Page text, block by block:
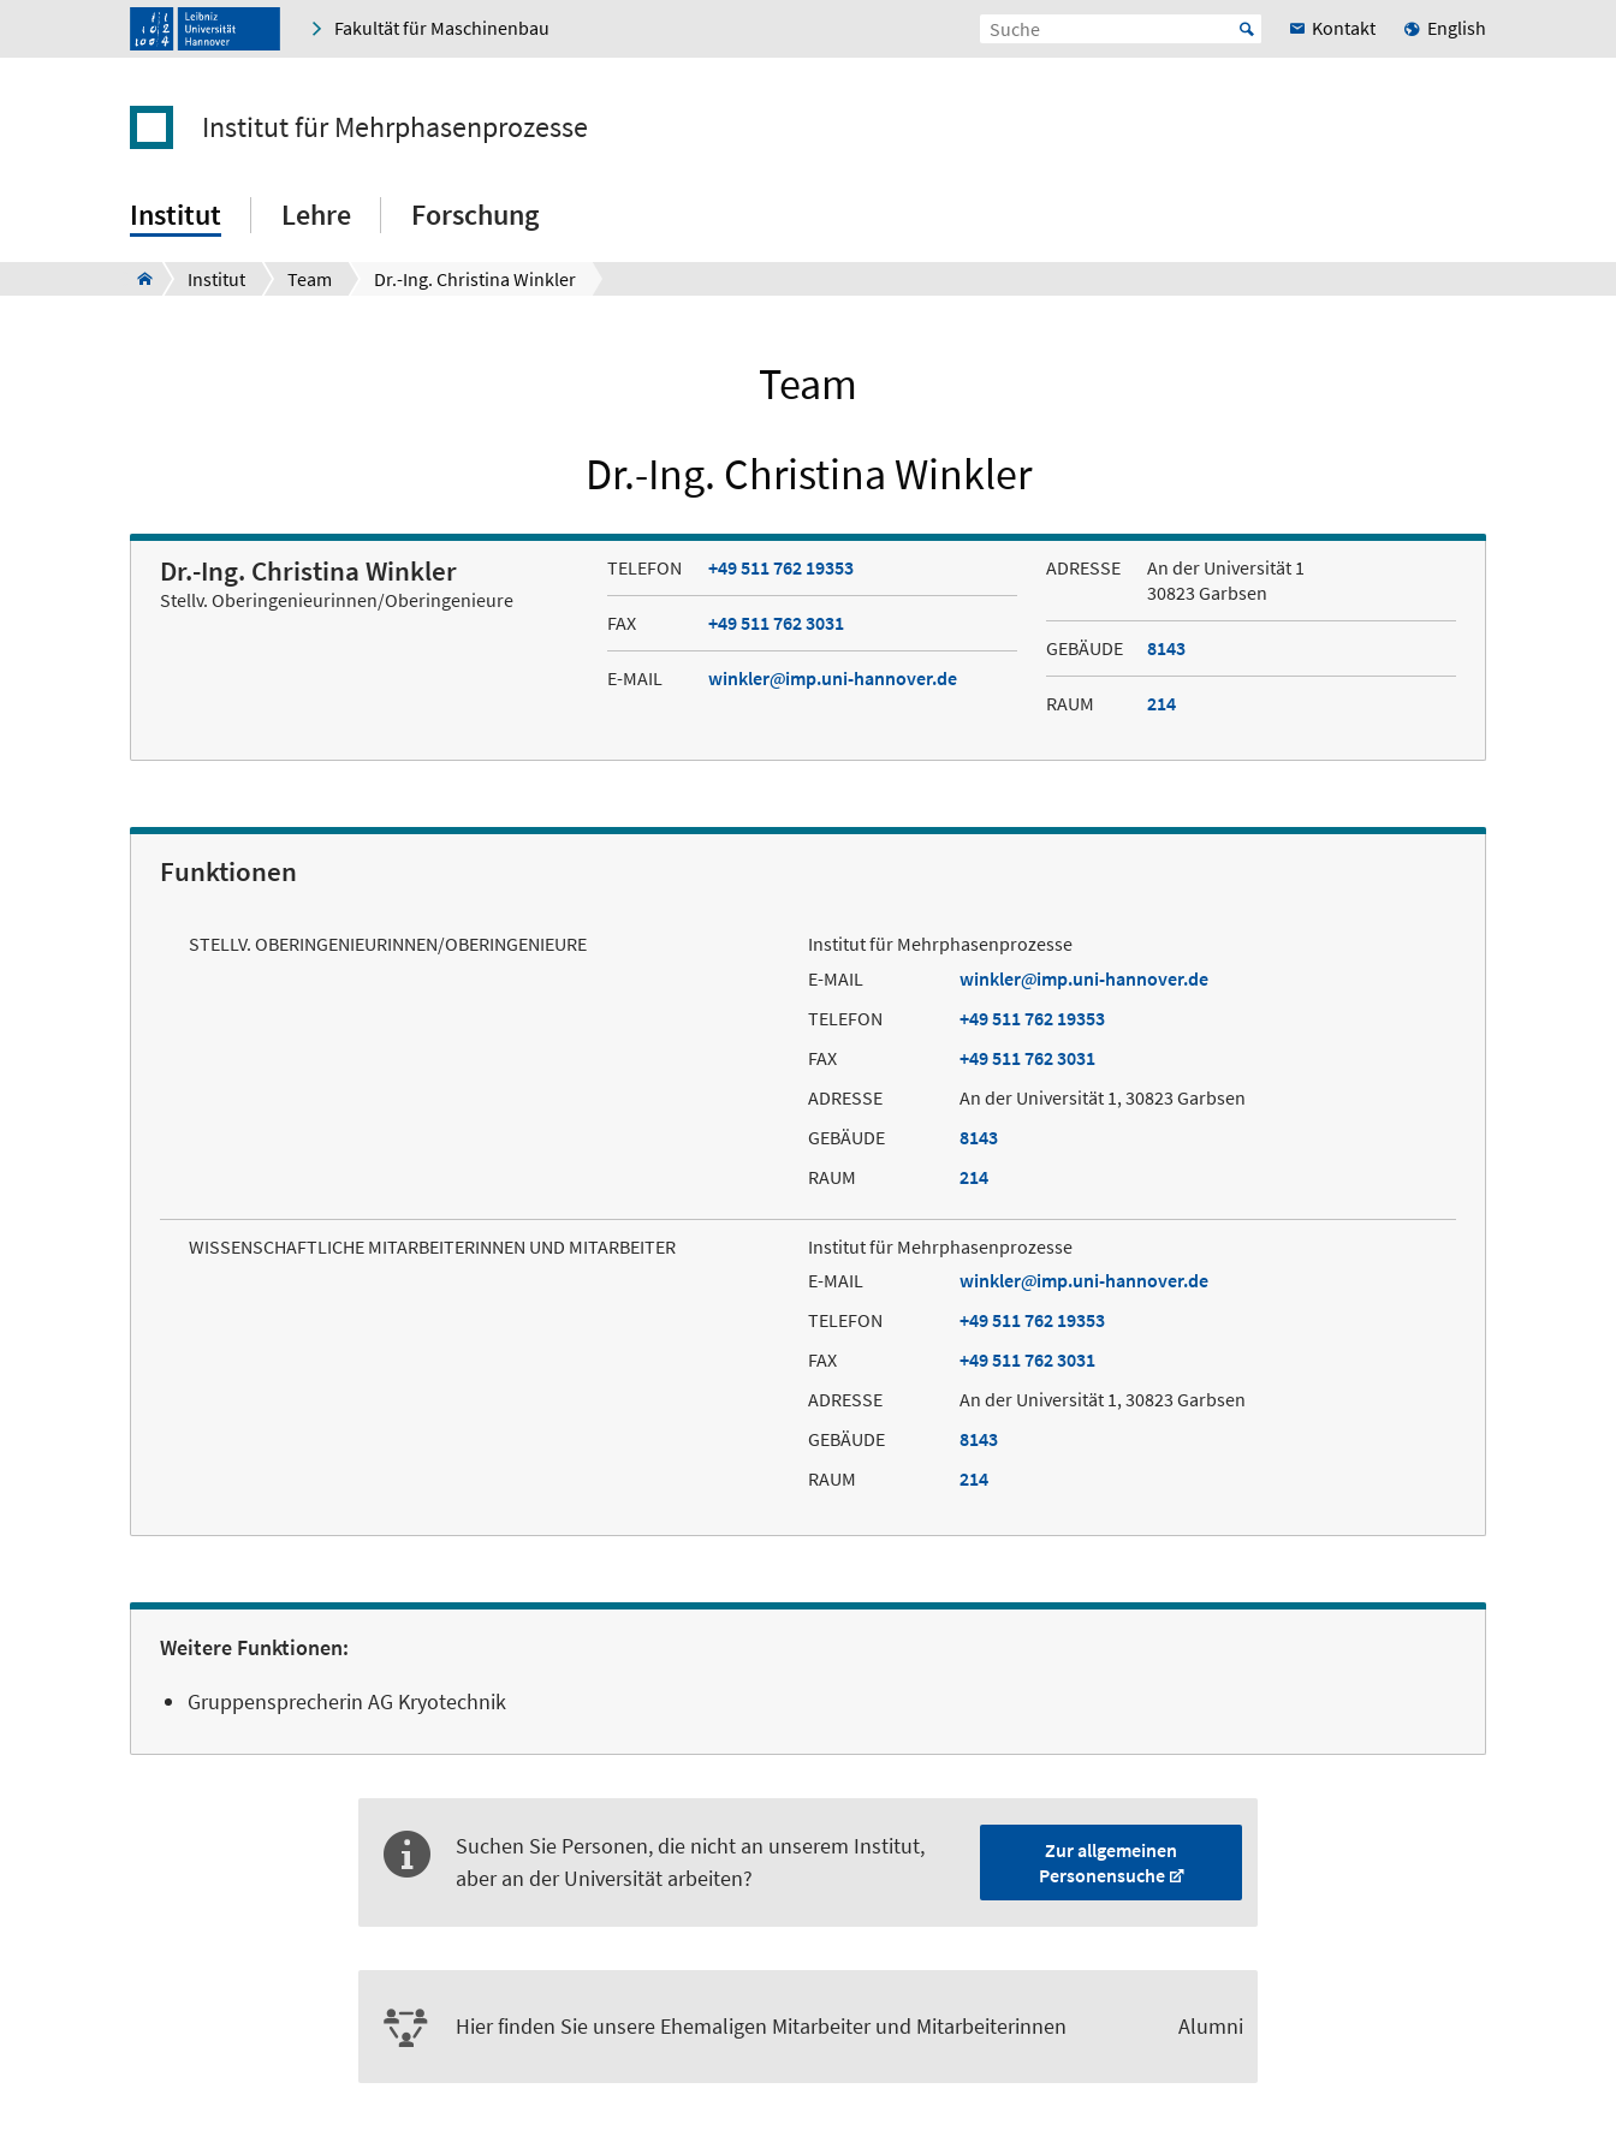
Fakultät für Maschinenbau Kontakt English
Institut für Mehrphasenprozesse
Institut Lehre Forschung
Institut Team Dr.-Ing. Christina Winkler
Team
Dr.-Ing. Christina Winkler
Dr.-Ing. Christina Winkler
Stellv. Oberingenieurinnen/Oberingenieure
TELEFON +49 511 762 19353
FAX +49 511 762 3031
E-MAIL winkler imp.uni-hannover.de
ADRESSE
An der Universität 1
30823 Garbsen
GEBÄUDE 8143
RAUM 214
Funktionen
STELLV. OBERINGENIEURINNEN/OBERINGENIEURE
Institut für Mehrphasenprozesse
E-MAIL
winkler
imp.uni-hannover.de
TELEFON
+49 511 762 19353
FAX
+49 511 762 3031
ADRESSE
An der Universität 1, 30823 Garbsen
GEBÄUDE
8143
RAUM
214
WISSENSCHAFTLICHE MITARBEITERINNEN UND MITARBEITER
Institut für Mehrphasenprozesse
E-MAIL
winkler
imp.uni-hannover.de
TELEFON
+49 511 762 19353
FAX
+49 511 762 3031
ADRESSE
An der Universität 1, 30823 Garbsen
GEBÄUDE
8143
RAUM
214
Weitere Funktionen:
Gruppensprecherin AG Kryotechnik
Suchen Sie Personen, die nicht an unserem Institut,
aber an der Universität arbeiten?
Zur allgemeinen
Personensuche
Hier finden Sie unsere Ehemaligen Mitarbeiter und Mitarbeiterinnen Alumni